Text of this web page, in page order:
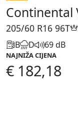
Continental
205/60 R16 96T
B D 69 dB
NAJNIŽA CIJENA
€ 182,18